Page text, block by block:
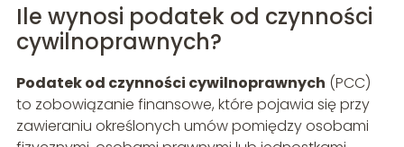
Ile wynosi podatek od czynności
cywilnoprawnych?
Podatek od czynności cywilnoprawnych (PCC)
to zobowiązanie finansowe, które pojawia się przy
zawieraniu określonych umów pomiędzy osobami